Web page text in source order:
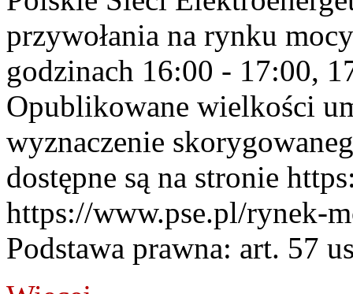
przywołania na rynku
godzinach 16:00 - 17:00,
Opublikowane wielkości
wyznaczenie
dostępne są na stronie
https://www.pse.pl/rynek-
Podstawa prawna: art. 57